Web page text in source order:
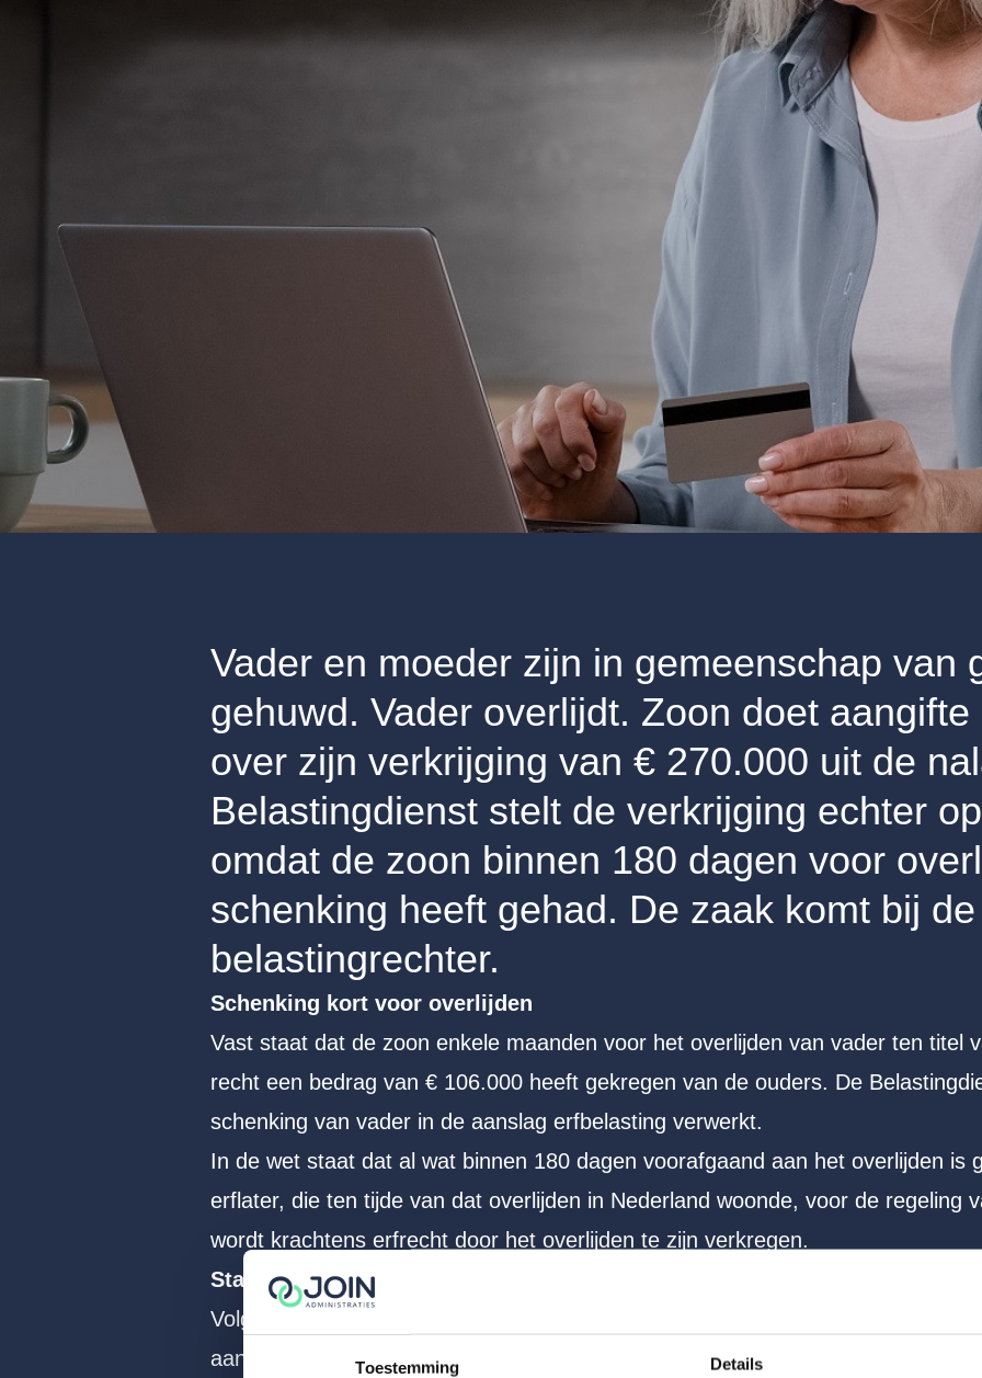
Toestemming Details
Vader en moeder zijn in gemeenschap van
gehuwd. Vader overlijdt. Zoon doet
over zijn verkrijging van € 270.000 uit de
Belastingdienst stelt de verkrijging echter
omdat de zoon binnen 180 dagen voor
schenking heeft gehad. De zaak komt bij de
belastingrechter.
Schenking kort voor overlijden
Vast staat dat de zoon enkele maanden voor het overlijden van vader ten titel
recht een bedrag van € 106.000 heeft gekregen van de ouders. De
schenking van vader in de aanslag erfbelasting verwerkt.
In de wet staat dat al wat binnen 180 dagen voorafgaand aan het overlijden is
erflater, die ten tijde van dat overlijden in Nederland woonde, voor de regeling
wordt krachtens erfrecht door het overlijden te zijn verkregen.
Standpunt zoon
Volgens de zoon was zijn moeder de schenkster en zij is niet overleden.
aangaan van de schenkingsovereenkomst feitelijk wilsonbekwaam, omdat hij